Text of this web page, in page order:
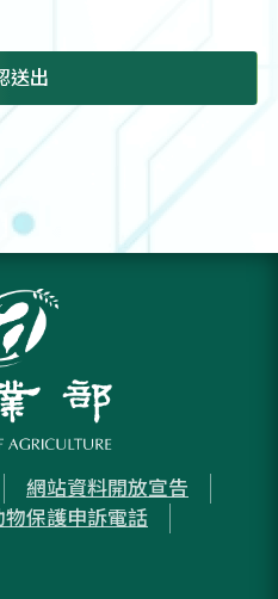
送出
網站資料開放宣告
物保護申訴電話